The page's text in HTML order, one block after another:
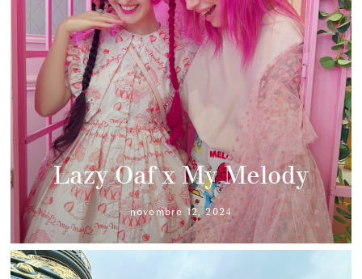
Lazy Oaf x My Melody
novembre 12, 2024